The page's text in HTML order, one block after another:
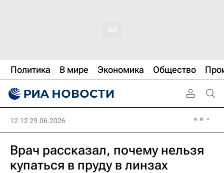
Политика В мире Экономика Общество
12:12 29.06.2026
Врач рассказал, почему нельзя
купаться в пруду в линзах